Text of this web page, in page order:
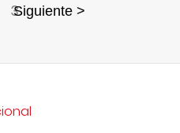
3Siguiente >